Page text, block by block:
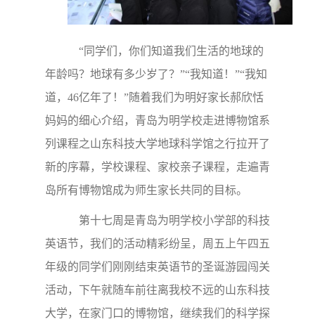
“同学们，你们知道我们生活的地球的
年龄吗？地球有多少岁了？”“我知道！”“我知
道，46亿年了！”随着我们为明好家长郝欣恬
妈妈的细心介绍，青岛为明学校走进博物馆系
列课程之山东科技大学地球科学馆之行拉开了
新的序幕，学校课程、家校亲子课程，走遍青
岛所有博物馆成为师生家长共同的目标。
第十七周是青岛为明学校小学部的科技
英语节，我们的活动精彩纷呈，周五上午四五
年级的同学们刚刚结束英语节的圣诞游园闯关
活动，下午就随车前往离我校不远的山东科技
大学，在家门口的博物馆，继续我们的科学探